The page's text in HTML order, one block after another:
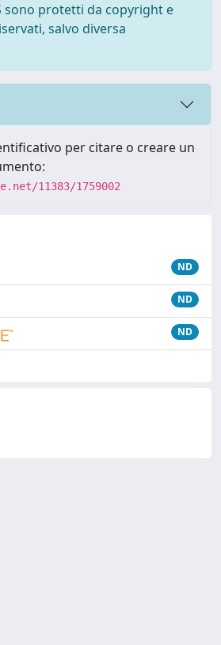
sono protetti da copyright e
salvo diversa
per citare o creare un
11383/1759002
ND
ND
ND